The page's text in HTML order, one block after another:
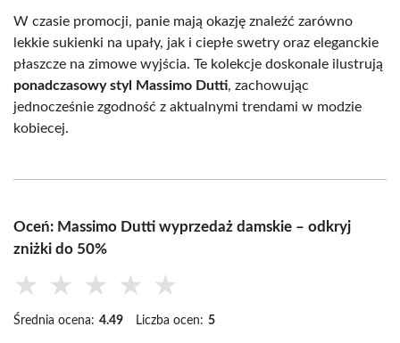
W czasie promocji, panie mają okazję znaleźć zarówno
lekkie sukienki na upały, jak i ciepłe swetry oraz eleganckie
płaszcze na zimowe wyjścia. Te kolekcje doskonale ilustrują
ponadczasowy styl Massimo Dutti, zachowując
jednocześnie zgodność z aktualnymi trendami w modzie
kobiecej.
Oceń: Massimo Dutti wyprzedaż damskie – odkryj
zniżki do 50%
★ ★ ★ ★ ★
Średnia ocena: 4.49 Liczba ocen: 5